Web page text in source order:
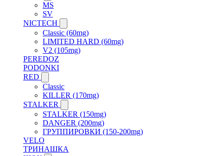
MS
SV
NICTECH
Classic (60mg)
LIMITED HARD (60mg)
V2 (105mg)
PEREDOZ
PODONKI
RED
Classic
KILLER (170mg)
STALKER
STALKER (150mg)
DANGER (200mg)
ГРУППИРОВКИ (150-200mg)
VELO
ТРИНАШКА